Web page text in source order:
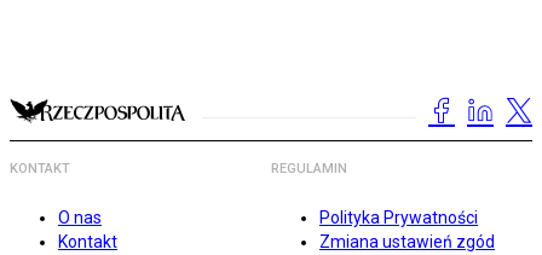
KONTAKT
O nas
Kontakt
REGULAMIN
Polityka Prywatności
Zmiana ustawień zgód